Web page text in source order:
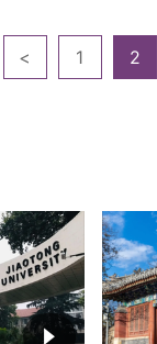
< 1 2